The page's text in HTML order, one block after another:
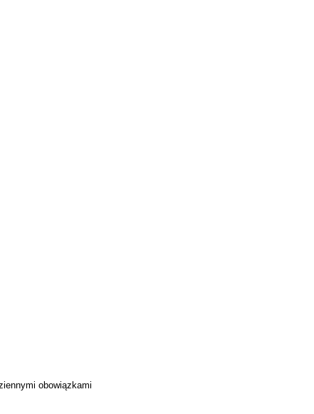
obowiązkami